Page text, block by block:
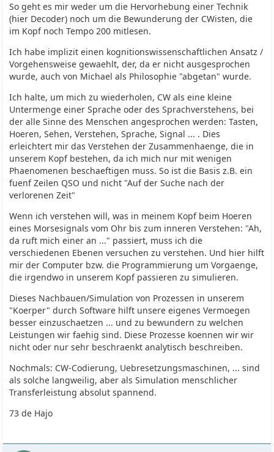
So geht es mir weder um die Hervorhebung einer Technik
(hier Decoder) noch um die Bewunderung der CWisten, die
im Kopf noch Tempo 200 mitlesen.
Ich habe implizit einen kognitionswissenschaftlichen Ansatz /
Vorgehensweise gewaehlt, der, da er nicht ausgesprochen
wurde, auch von Michael als Philosophie "abgetan" wurde.
Ich halte, um mich zu wiederholen, CW als eine kleine
Untermenge einer Sprache oder des Sprachverstehens, bei
der alle Sinne des Menschen angesprochen werden: Tasten,
Hoeren, Sehen, Verstehen, Sprache, Signal ... . Dies
erleichtert mir das Verstehen der Zusammenhaenge, die in
unserem Kopf bestehen, da ich mich nur mit wenigen
Phaenomenen beschaeftigen muss. So ist die Basis z.B. ein
fuenf Zeilen QSO und nicht "Auf der Suche nach der
verlorenen Zeit"
Wenn ich verstehen will, was in meinem Kopf beim Hoeren
eines Morsesignals vom Ohr bis zum inneren Verstehen: "Ah,
da ruft mich einer an ..." passiert, muss ich die
verschiedenen Ebenen versuchen zu verstehen. Und hier hilft
mir der Computer bzw. die Programmierung um Vorgaenge,
die irgendwo in unserem Kopf passieren zu simulieren.
Dieses Nachbauen/Simulation von Prozessen in unserem
"Koerper" durch Software hilft unsere eigenes Vermoegen
besser einzuschaetzen ... und zu bewundern zu welchen
Leistungen wir faehig sind. Diese Prozesse koennen wir wir
nicht oder nur sehr beschraenkt analytisch beschreiben.
Nochmals: CW-Codierung, Uebresetzungsmaschinen, ... sind
als solche langweilig, aber als Simulation menschlicher
Transferleistung absolut spannend.
73 de Hajo